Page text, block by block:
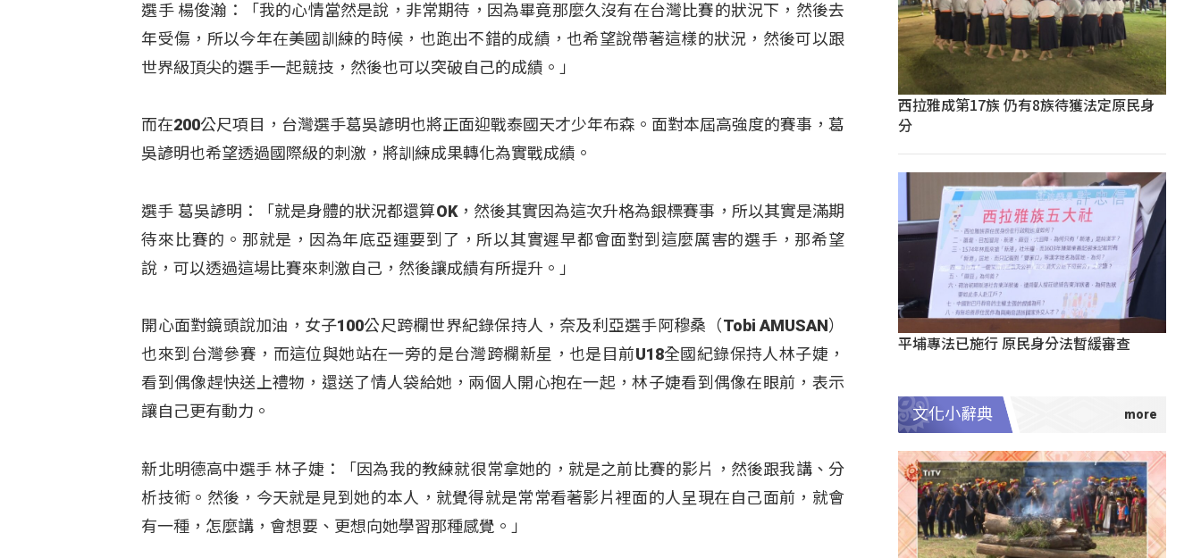
選手 楊俊瀚：「我的心情當然是說，非常期待，因為畢竟那麼久沒有在台灣比賽的狀況下，然後去
年受傷，所以今年在美國訓練的時候，也跑出不錯的成績，也希望說帶著這樣的狀況，然後可以跟
世界級頂尖的選手一起競技，然後也可以突破自己的成績。」
而在200公尺項目，台灣選手葛吳諺明也將正面迎戰泰國天才少年布森。 面對本屆高強度的賽事，葛
吳諺明也希望透過國際級的刺激，將訓練成果轉化為實戰成績。
選手 葛吳諺明：「就是身體的狀況都還算OK，然後其實因為這次升格為銀標賽事，所以其實是滿期
待來比賽的。那就是，因為年底亞運要到了，所以其實遲早都會面對到這麼厲害的選手，那希望
說，可以透過這場比賽來刺激自己，然後讓成績有所提升。」
開心面對鏡頭說加油，女子100公尺跨欄世界紀錄保持人，奈及利亞選手阿穆桑（Tobi AMUSAN）
也來到台灣參賽，而這位與她站在一旁的是台灣跨欄新星，也是目前U18全國紀錄保持人林子婕，
看到偶像趕快送上禮物，還送了情人袋給她，兩個人開心抱在一起，林子婕看到偶像在眼前，表示
讓自己更有動力。
新北明德高中選手 林子婕：「因為我的教練就很常拿她的，就是之前比賽的影片，然後跟我講、分
析技術。然後，今天就是見到她的本人，就覺得就是常常看著影片裡面的人呈現在自己面前，就會
有一種，怎麼講，會想要、更想向她學習那種感覺。」
西拉雅成第17族 仍有8族待獲法定原民身
分
平埔專法已施行 原民身分法暫緩審查
文化小辭典